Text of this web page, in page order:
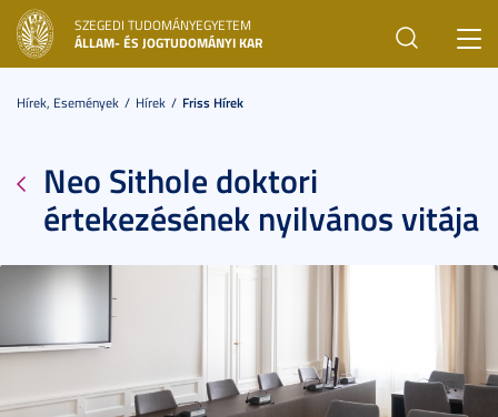
SZEGEDI TUDOMÁNYEGYETEM
ÁLLAM- ÉS JOGTUDOMÁNYI KAR
Hírek, Események Hírek Friss Hírek
Neo Sithole doktori
értekezésének nyilvános vitája